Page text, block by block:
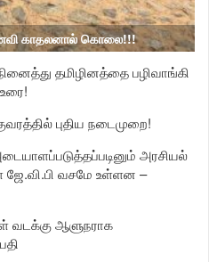
காதலனால் கொலை!!!
தமிழினத்தை பழிவாங்கி
புதிய நடைமுறை!
அரசியல்
வசமே உள்ளன –
வடக்கு ஆளுநராக